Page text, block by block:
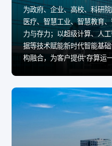
为政府、企业、高校、科研
医疗、智慧工业、智慧教育
力与存力；以超级计算、人
据等技术赋能新时代智能基
构融合，为客户提供“存算运